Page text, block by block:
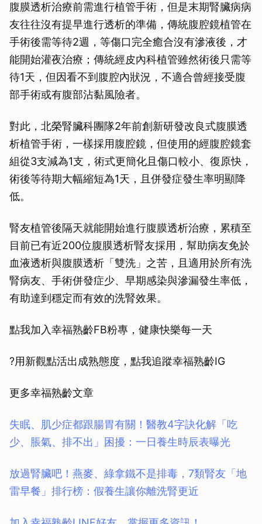
腹膜透析治療前需進行植管手術，但是末期腎臟病病
友往往沒有提早進行透析的準備，傳統腹腔鏡植管在
手術後需等待2週，等傷口完全癒合沒有滲液後，才
能開始灌夜治療；傳統經皮內科植管雖然術後只需等
待1天，但因看不到腹腔內狀況，不適合曾經接受腹
部手術或有腹部沾黏風險者。
對此，北榮腎臟科團隊2年前創新研發改良式腹膜透
析植管手術，一樣採用腹腔鏡，但使用的經腹腔鏡套
組從3支減為1支，術式更簡化且傷口較小、復原快，
術後等待期大幅縮短為1天，且併發症發生率明顯降
低。
腎友植管後隔天就能開始進行腹膜透析治療，累積至
目前已有近200位腹膜透析腎友採用，幫助病友免於
血液透析與腹膜透析「雙洗」之苦，且適用於所有洗
腎病友、手術併發症少、早期感染與滲漏發生率低，
有助達到穩定而有效的洗腎效果。
點我加入幸福熟齡FB粉專，健康快樂每一天
?用新觀點活出成熟態度，點我追蹤幸福熟齡IG
更多幸福熟齡文章
失眠、肌少症都跟腸胃有關！醫教4字訣化解「吃
少、脹氣、排不出」困擾：一日養生時辰表曝光
放過腎臟吧！燕麥、綠拿鐵不是排毒，7類腎友「地
雷早餐」排行榜：假養生讓你離洗腎更近